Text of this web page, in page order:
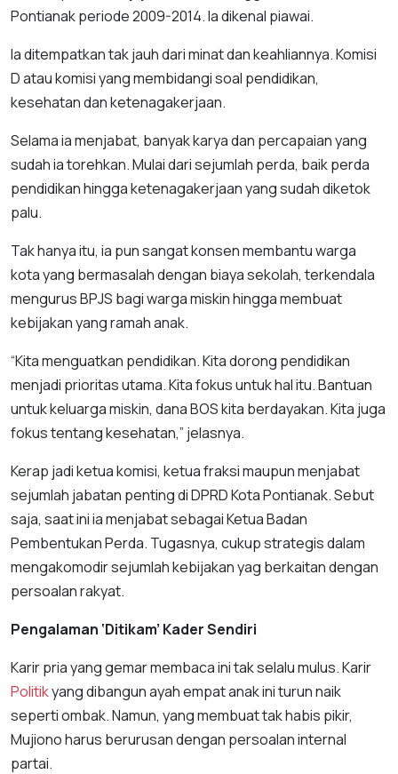
Pontianak periode 2009-2014. Ia dikenal piawai.
Ia ditempatkan tak jauh dari minat dan keahliannya. Komisi
D atau komisi yang membidangi soal pendidikan,
kesehatan dan ketenagakerjaan.
Selama ia menjabat, banyak karya dan percapaian yang
sudah ia torehkan. Mulai dari sejumlah perda, baik perda
pendidikan hingga ketenagakerjaan yang sudah diketok
palu.
Tak hanya itu, ia pun sangat konsen membantu warga
kota yang bermasalah dengan biaya sekolah, terkendala
mengurus BPJS bagi warga miskin hingga membuat
kebijakan yang ramah anak.
“Kita menguatkan pendidikan. Kita dorong pendidikan
menjadi prioritas utama. Kita fokus untuk hal itu. Bantuan
untuk keluarga miskin, dana BOS kita berdayakan. Kita juga
fokus tentang kesehatan,” jelasnya.
Kerap jadi ketua komisi, ketua fraksi maupun menjabat
sejumlah jabatan penting di DPRD Kota Pontianak. Sebut
saja, saat ini ia menjabat sebagai Ketua Badan
Pembentukan Perda. Tugasnya, cukup strategis dalam
mengakomodir sejumlah kebijakan yag berkaitan dengan
persoalan rakyat.
Pengalaman ‘Ditikam’ Kader Sendiri
Karir pria yang gemar membaca ini tak selalu mulus. Karir
Politikyang dibangun ayah empat anak ini turun naik
seperti ombak. Namun, yang membuat tak habis pikir,
Mujiono harus berurusan dengan persoalan internal
partai.